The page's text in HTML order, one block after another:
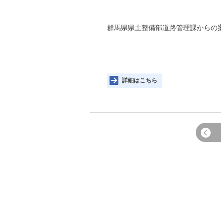
群馬県県土整備部道路管理課からの
詳細はこちら